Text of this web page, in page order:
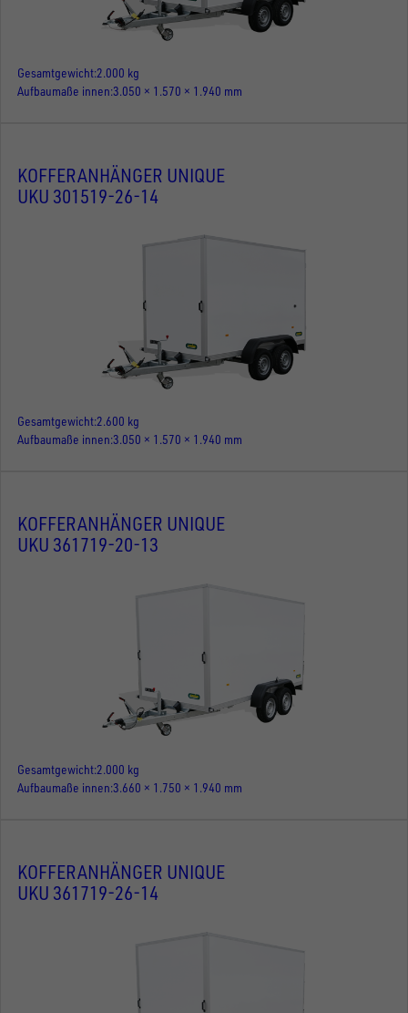
Gesamtgewicht 2.000 kg
Aufbaumaße innen 3.050 × 1.570 × 1.940 mm
KOFFERANHÄNGER UNIQUE
UKU 301519-26-14
Gesamtgewicht 2.600 kg
Aufbaumaße innen 3.050 × 1.570 × 1.940 mm
KOFFERANHÄNGER UNIQUE
UKU 361719-20-13
Gesamtgewicht 2.000 kg
Aufbaumaße innen 3.660 × 1.750 × 1.940 mm
KOFFERANHÄNGER UNIQUE
UKU 361719-26-14